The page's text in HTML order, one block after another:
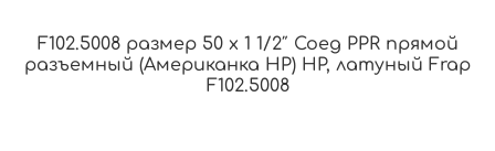
F102.5008 размер 50 x 1 1/2″ Соед PPR прямой
разъемный (Американка НР) НР, латуный Frap
F102.5008